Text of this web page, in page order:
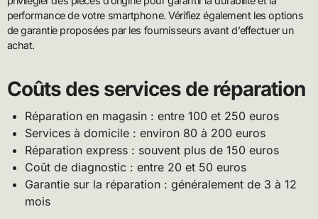
performance de votre smartphone. Vérifiez également les options
de garantie proposées par les fournisseurs avant d’effectuer un
achat.
Coûts des services de réparation
Réparation en magasin : entre 100 et 250 euros
Services à domicile : environ 80 à 200 euros
Réparation express : souvent plus de 150 euros
Coût de diagnostic : entre 20 et 50 euros
Garantie sur la réparation : généralement de 3 à 12
mois